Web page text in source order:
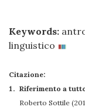
Keywords:
linguistico
Citazione:
Riferimento a
Roberto Sottile